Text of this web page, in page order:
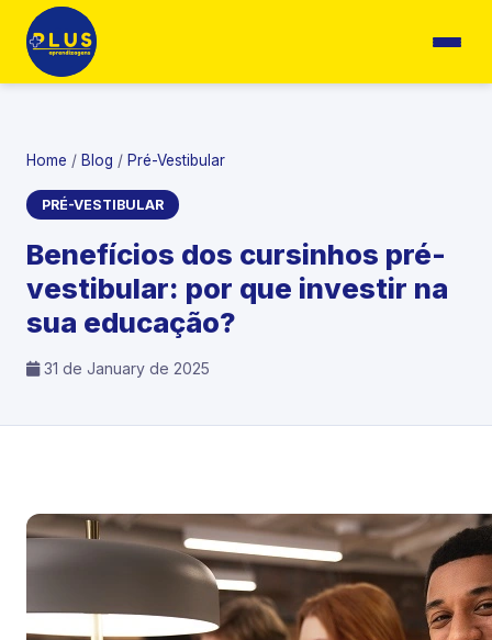
Home / Blog / Pré-Vestibular
PRÉ-VESTIBULAR
Benefícios dos cursinhos pré-
vestibular: por que investir na
sua educação?
31 de January de 2025